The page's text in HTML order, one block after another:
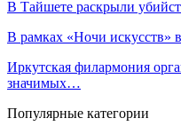
В Тайшете раскрыли
В рамках «Ночи искусств»
Иркутская филармония
значимых…
Популярные категории